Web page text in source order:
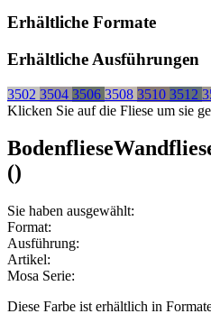
Erhältliche Formate
Erhältliche Ausführungen
3502 3504 3506 3508 3510 3512
Klicken Sie auf die Fliese um sie
Bodenfliese
()
Sie haben ausgewählt:
Format:
Ausführung:
Artikel:
Mosa Serie:
Diese Farbe ist erhältlich in